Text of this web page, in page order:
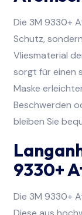
Die 3M 9330+
Schutz,
Vliesmaterial
sorgt für einen
Maske
Beschwerden
bleiben Sie
9330+
Die 3M 9330+